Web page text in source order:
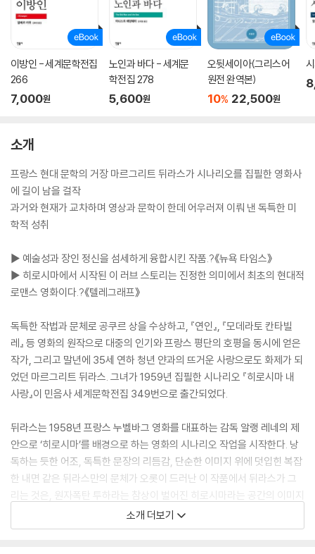
이방인 - 세계문학전집
266
7,000원
노인과 바다 - 세계문
학전집 278
5,600원
오뒷세이아(그리스어
원전 완역본)
10% 22,500원
소개
프랑스 현대 문학의 거장 마르그리트 뒤라스가 시나리오를 집필한 영화사
에 길이 남을 걸작
과거와 현재가 교차하며 영상과 문학이 한데 어우러져 이뤄 낸 독특한 미
학적 성취
▶ 예술성과 장인 정신을 섬세하게 융합시킨 작품.?《뉴욕 타임스》
▶ 히로시마에서 시작된 이 러브 스토리는 진정한 의미에서 최초의 현대적
로맨스 영화이다.?《텔레그래프》
독특한 작법과 문체로 공쿠르 상을 수상하고, 『연인』, 『모데라토 칸타빌
레』 등 영화의 원작으로 대중의 인기와 프랑스 평단의 호평을 동시에 얻은
작가, 그리고 말년에 35세 연하 청년 얀과의 뜨거운 사랑으로도 화제가 되
었던 마르그리트 뒤라스. 그녀가 1959년 집필한 시나리오 『히로시마 내
사랑』이 민음사 세계문학전집 349번으로 출간되었다.
뒤라스는 1958년 프랑스 누벨바그 영화를 대표하는 감독 알랭 레네의 제
안으로 ‘히로시마’를 배경으로 하는 영화의 시나리오 작업을 시작한다. 낭
독하는 듯한 어조, 독특한 문장의 리듬감, 단순한 이미지 위에 덧입힌 복잡
한 내면 같은 뒤라스만의 문체가 오롯이 드러난 이 작품에서 뒤라스가 그
리는 것은, 원자폭탄 투하라는 참상이 벌어진 히로시마라는 공간의 이미지
와 평행선으로 그려지는 한 프랑스 여자의 비극적 기억이다.
소개 더보기